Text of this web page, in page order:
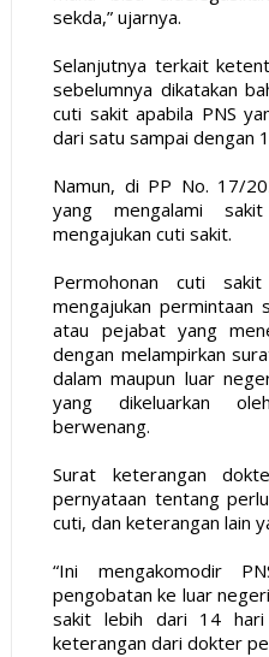
sekda,” ujarnya.
Selanjutnya terkait
sebelumnya dikatakan
cuti sakit apabila PNS
dari satu sampai dengan
Namun, di PP No. 17/
yang mengalami
mengajukan cuti sakit.
Permohonan cuti
mengajukan permintaan
atau pejabat yang
dengan melampirkan
dalam maupun luar
yang dikeluarkan
berwenang.
Surat keterangan
pernyataan tentang
cuti, dan keterangan lain
“Ini mengakomodir
pengobatan ke luar
sakit lebih dari 14 hari
keterangan dari dokter